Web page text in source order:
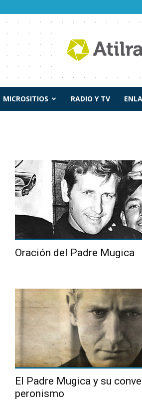
MICROSITIOS RADIO Y TV
Oración del Padre Mugica
El Padre Mugica y su
peronismo